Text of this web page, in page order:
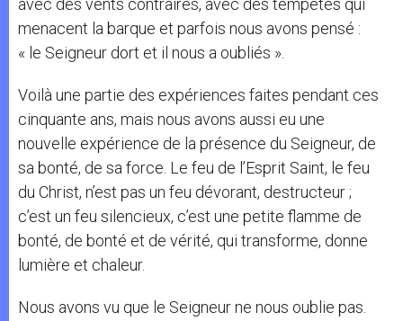
avec des vents contraires, avec des tempêtes qui
menacent la barque et parfois nous avons pensé :
« le Seigneur dort et il nous a oubliés ».
Voilà une partie des expériences faites pendant ces
cinquante ans, mais nous avons aussi eu une
nouvelle expérience de la présence du Seigneur, de
sa bonté, de sa force. Le feu de l’Esprit Saint, le feu
du Christ, n’est pas un feu dévorant, destructeur ;
c’est un feu silencieux, c’est une petite flamme de
bonté, de bonté et de vérité, qui transforme, donne
lumière et chaleur.
Nous avons vu que le Seigneur ne nous oublie pas.